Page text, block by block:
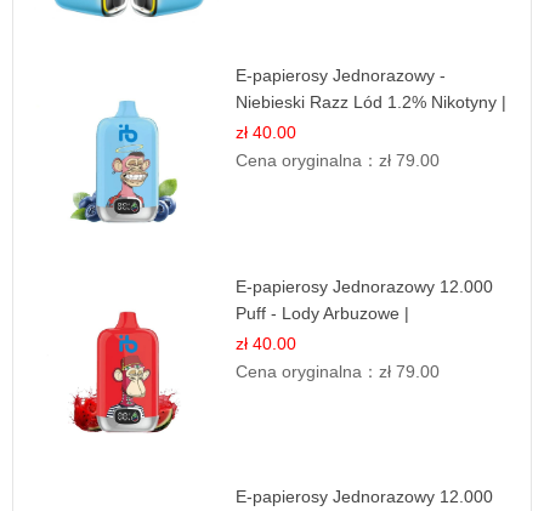
E-papierosy Jednorazowy -
Niebieski Razz Lód 1.2% Nikotyny |
Mocne Doznania
zł 40.00
Cena oryginalna：zł 79.00
E-papierosy Jednorazowy 12.000
Puff - Lody Arbuzowe |
Orzeźwiający Smak
zł 40.00
Cena oryginalna：zł 79.00
E-papierosy Jednorazowy 12.000